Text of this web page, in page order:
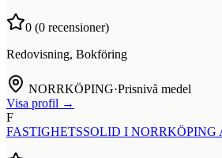
0 (0 recensioner)
Redovisning, Bokföring
NORRKÖPING·Prisnivå medel
Visa profil →
F
FASTIGHETSSOLID I